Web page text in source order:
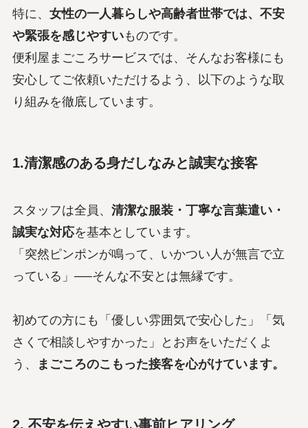
特に、 女性の一人暮らしや高齢者世帯では、不安
や緊張を感じやすいものです。
便利屋まごころサービスでは、そんなお客様にも
安心してご依頼いただけるよう、以下のような取
り組みを徹底しています。
1.清潔感のある身だしなみと誠実な接客
スタッフは全員、 清潔な服装・丁寧な言葉遣い・
誠実な対応を基本としています。
「突然ピンポンが鳴って、いかつい人が無言で立
っている」──そんな不安とは無縁です。
初めての方にも「優しい雰囲気で安心した」「気
さくで相談しやすかった」とお声をいただくよ
う、
まごころのこもった接客を心がけています。
2. 不安を伝えやすい事前ヒアリング